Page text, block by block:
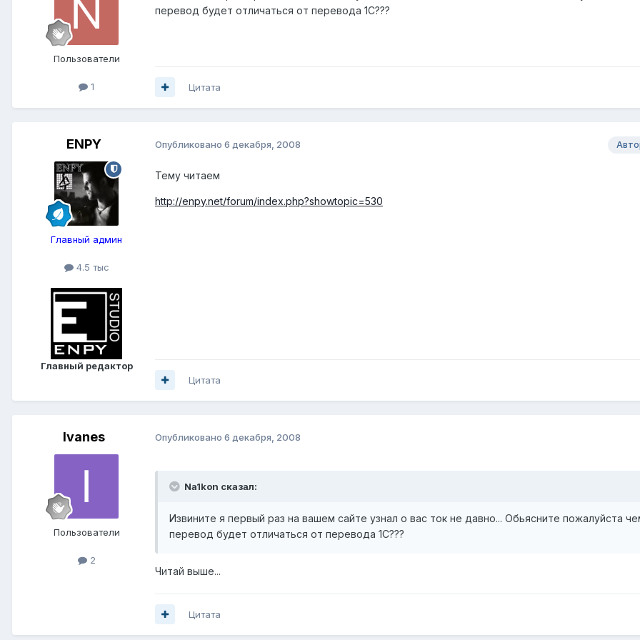
Пользователи
1
перевод будет отличаться от перевода 1С???
Цитата
ENPY
Главный админ
4.5 тыс
Главный редактор
Опубликовано 6 декабря, 2008
Тему читаем
http://enpy.net/forum/index.php?showtopic=530
Цитата
Ivanes
Пользователи
2
Опубликовано 6 декабря, 2008
Na1kon сказал:
Извините я первый раз на вашем сайте узнал о вас ток не давно... Обьясните пожалуйста
перевод будет отличаться от перевода 1С???
Читай выше...
Цитата